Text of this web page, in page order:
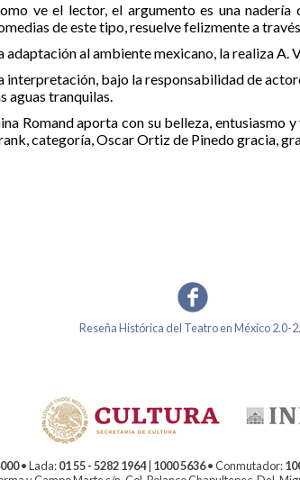
ve el lector, el argumento es una
de este tipo, resuelve felizmente a
adaptación al ambiente mexicano, la realiza A.
interpretación, bajo la responsabilidad de
aguas tranquilas.
Romand aporta con su belleza, entusiasmo
categoría, Oscar Ortiz de Pinedo gracia,
Reseña Histórica del Teatro en México 2.0-
• Lada:01 55 - 5282 1964| 1000 5636• Conmutador: